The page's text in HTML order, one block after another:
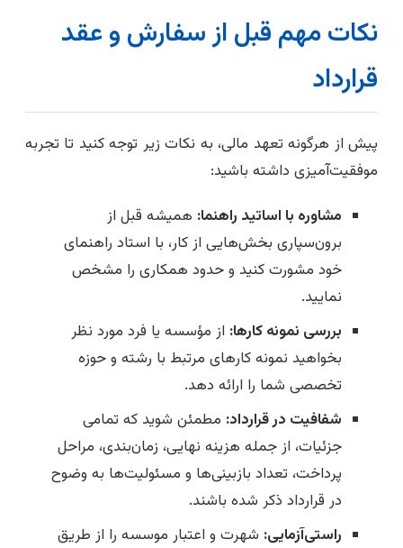
نکات مهم قبل از سفارش و عقد
قرارداد
پیش از هرگونه تعهد مالی، به نکات زیر توجه کنید تا تجربه
موفقیت‌آمیزی داشته باشید:
مشاوره با اساتید راهنما: همیشه قبل از
برون‌سپاری بخش‌هایی از کار، با استاد راهنمای
خود مشورت کنید و حدود همکاری را مشخص
نمایید.
بررسی نمونه کارها: از مؤسسه یا فرد مورد نظر
بخواهید نمونه کارهای مرتبط با رشته و حوزه
تخصصی شما را ارائه دهد.
شفافیت در قرارداد: مطمئن شوید که تمامی
جزئیات، از جمله هزینه نهایی، زمان‌بندی، مراحل
پرداخت، تعداد بازبینی‌ها و مسئولیت‌ها به وضوح
در قرارداد ذکر شده باشند.
راستی‌آزمایی: شهرت و اعتبار موسسه را از طریق